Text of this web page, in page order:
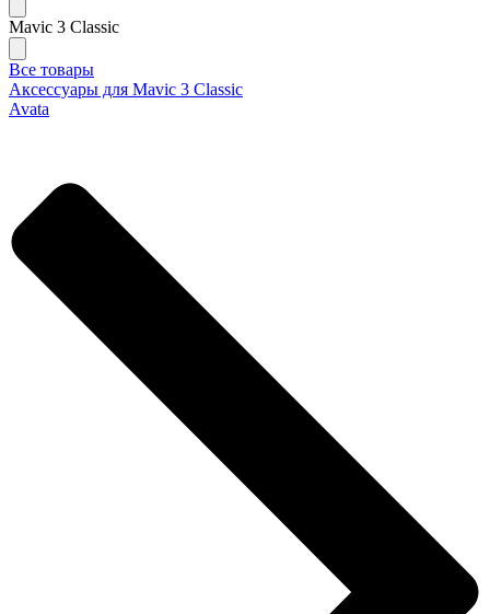
Mavic 3 Classic
Все товары
Аксессуары для Mavic 3 Classic
Avata